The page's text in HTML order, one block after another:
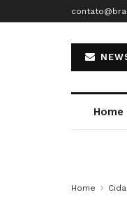
Home
Home